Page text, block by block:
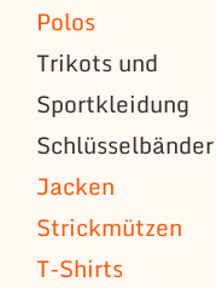
Polos
Trikots und
Sportkleidung
Schlüsselbänder
Jacken
Strickmützen
T-Shirts